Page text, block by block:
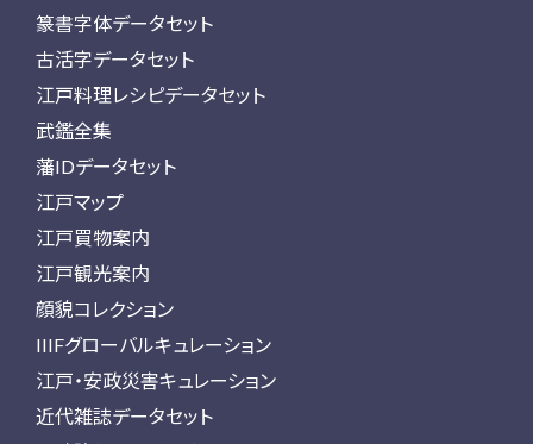
篆書字体データセット
古活字データセット
江戸料理レシピデータセット
武鑑全集
藩IDデータセット
江戸マップ
江戸買物案内
江戸観光案内
顔貌コレクション
IIIFグローバルキュレーション
江戸・安政災害キュレーション
近代雑誌データセット